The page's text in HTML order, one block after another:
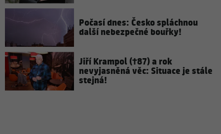
Počasí dnes: Česko spláchnou
další nebezpečné bouřky!
Jiří Krampol (†87) a rok
nevyjasněná věc: Situace je stále
stejná!